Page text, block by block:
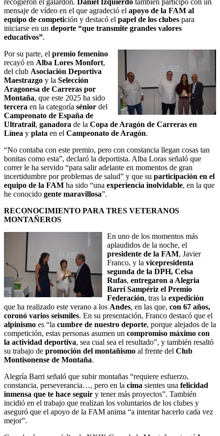
recogieron el galardón. Daniel Izquierdo también participó con un
mensaje de vídeo en el que agradeció el apoyo de la FAM al
equipo de competición y destacó el papel de los clubes para
iniciarse en un deporte “que transmite grandes valores
educativos”.
Por su parte, el premio femenino
recayó en Alba Lores Monfort,
del club Asociación Deportiva
Maestrazgo y la Selección
Aragonesa de Carreras por
Montaña, que este 2025 ha sido
tercera en la categoría sénior del
Campeonato de España de
Ultratrail, ganadora de la Copa de Aragón de Carreras en
Línea y plata en el Campeonato de Aragón.
“No contaba con este premio, pero con constancia llegan cosas tan
bonitas como esta”, declaró la deportista. Alba Loras señaló que
correr le ha servido “para salir adelante en momentos de gran
incertidumbre por problemas de salud” y que su participación en el
equipo de la FAM ha sido “una experiencia inolvidable, en la que
he conocido gente maravillosa”.
RECONOCIMIENTO PARA TRES VETERANOS
MONTAÑEROS
En uno de los momentos más
aplaudidos de la noche, el
presidente de la FAM, Javier
Franco, y la vicepresidenta
segunda de la DPH, Celsa
Rufas, entregaron a Alegria
Barri Sampériz el Premio
Federación, tras la expedición
que ha realizado este verano a los Andes, en las que, con 67 años,
coronó varios seismiles. En su presentación, Franco destacó que el
alpinismo es “la cumbre de nuestro deporte, porque alejados de la
competición, estas personas asumen un compromiso máximo con
la actividad deportiva, sea cual sea el resultado”, y también resaltó
su trabajo de promoción del montañismo al frente del Club
Montisonense de Montaña.
Alegría Barri señaló que subir montañas “requiere esfuerzo,
constancia, perseverancia…, pero en la cima sientes una felicidad
inmensa que te hace seguir y tener más proyectos”. También
incidió en el trabajo que realizan los voluntarios de los clubes y
aseguró que el apoyo de la FAM anima “a intentar hacerlo cada vez
mejor”.